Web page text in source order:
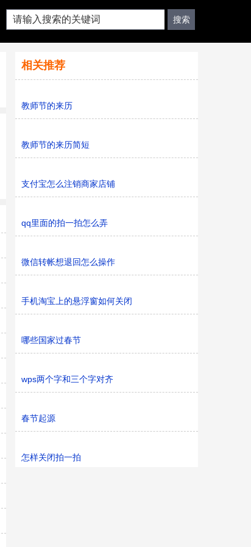
相关推荐
教师节的来历
教师节的来历简短
支付宝怎么注销商家店铺
qq里面的拍一拍怎么弄
微信转帐想退回怎么操作
手机淘宝上的悬浮窗如何关闭
哪些国家过春节
wps两个字和三个字对齐
春节起源
怎样关闭拍一拍